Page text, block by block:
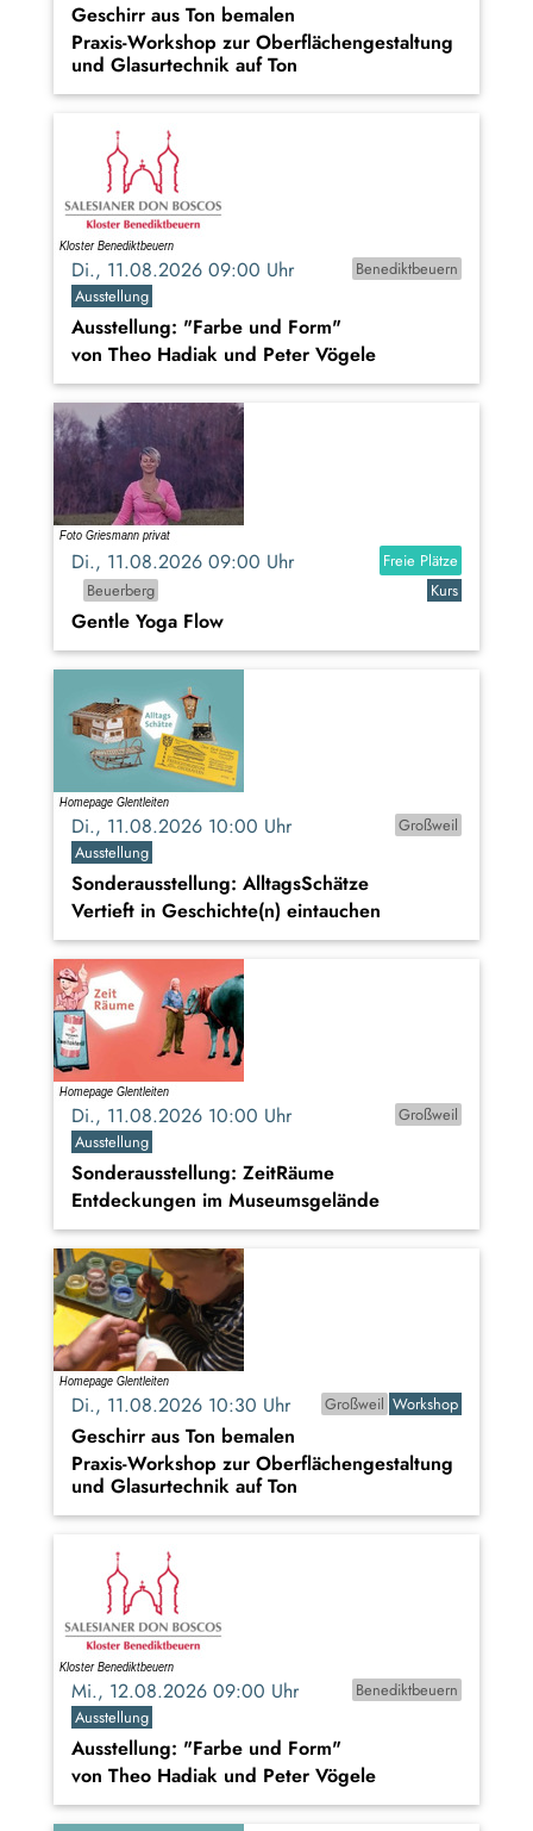
Geschirr aus Ton bemalen
Praxis-Workshop zur Oberflächengestaltung
und Glasurtechnik auf Ton
Di., 11.08.2026 09:00 Uhr
Benediktbeuern
Ausstellung
Ausstellung: "Farbe und Form"
von Theo Hadiak und Peter Vögele
Di., 11.08.2026 09:00 Uhr
Freie Plätze
Beuerberg
Kurs
Gentle Yoga Flow
Di., 11.08.2026 10:00 Uhr
Großweil
Ausstellung
Sonderausstellung: AlltagsSchätze
Vertieft in Geschichte(n) eintauchen
Di., 11.08.2026 10:00 Uhr
Großweil
Ausstellung
Sonderausstellung: ZeitRäume
Entdeckungen im Museumsgelände
Di., 11.08.2026 10:30 Uhr Großweil Workshop
Geschirr aus Ton bemalen
Praxis-Workshop zur Oberflächengestaltung
und Glasurtechnik auf Ton
Mi., 12.08.2026 09:00 Uhr
Benediktbeuern
Ausstellung
Ausstellung: "Farbe und Form"
von Theo Hadiak und Peter Vögele